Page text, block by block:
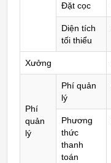
Đặt cọc
Diện tích
tối thiểu
Xưởng
Phí
quản
lý
Phí quản
lý
Phương
thức
thanh
toán